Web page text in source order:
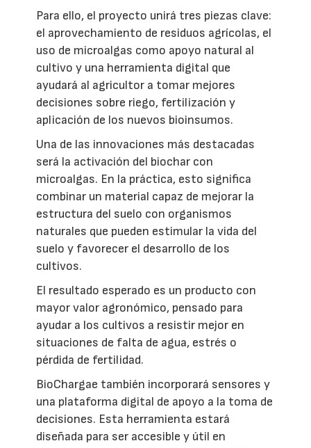
Para ello, el proyecto unirá tres piezas clave:
el aprovechamiento de residuos agrícolas, el
uso de microalgas como apoyo natural al
cultivo y una herramienta digital que
ayudará al agricultor a tomar mejores
decisiones sobre riego, fertilización y
aplicación de los nuevos bioinsumos.
Una de las innovaciones más destacadas
será la activación del biochar con
microalgas. En la práctica, esto significa
combinar un material capaz de mejorar la
estructura del suelo con organismos
naturales que pueden estimular la vida del
suelo y favorecer el desarrollo de los
cultivos.
El resultado esperado es un producto con
mayor valor agronómico, pensado para
ayudar a los cultivos a resistir mejor en
situaciones de falta de agua, estrés o
pérdida de fertilidad.
BioChargae también incorporará sensores y
una plataforma digital de apoyo a la toma de
decisiones. Esta herramienta estará
diseñada para ser accesible y útil en